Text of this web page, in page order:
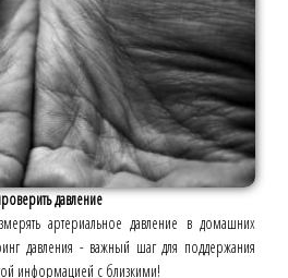
давление
артериальное давление в домашних
давления - важный шаг для поддержания
информацией с близкими!